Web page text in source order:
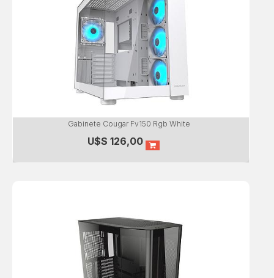
Gabinete Cougar Fv150 Rgb White
U$S126,00